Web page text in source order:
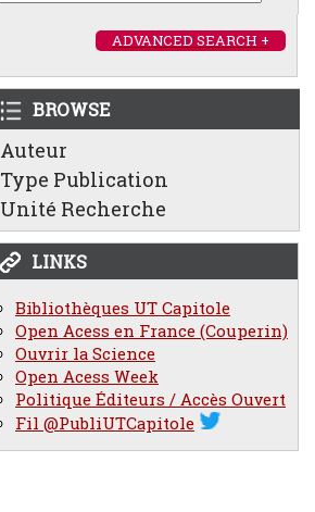
ADVANCED SEARCH +
BROWSE
Auteur
Type Publication
Unité Recherche
LINKS
Bibliothèques UT Capitole
Open Acess en France (Couperin)
Ouvrir la Science
Open Acess Week
Politique Éditeurs / Accès Ouvert
Fil @PubliUTCapitole